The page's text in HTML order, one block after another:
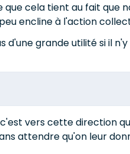
cela tient au fait que
encline à l'action
d'une grande utilité si il
vers cette direction
attendre qu'on leur